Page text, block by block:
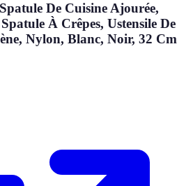
De Cuisine Ajourée,
À Crêpes, Ustensile De
Nylon, Blanc, Noir, 32 Cm